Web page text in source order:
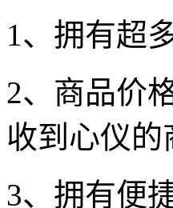
1、拥有超
2、商品价
收到心仪的
3、拥有便